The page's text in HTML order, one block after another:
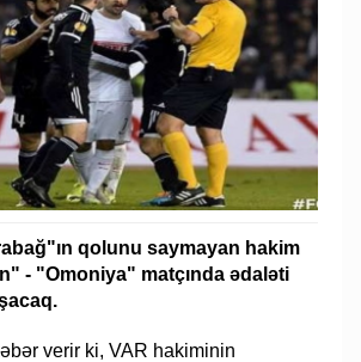
qolunu saymayan hakim
- "Omoniya" matçında ədaləti
verir ki, VAR hakiminin